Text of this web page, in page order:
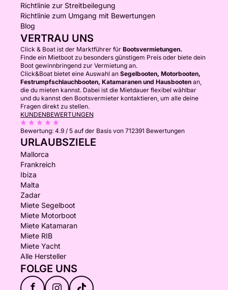
Richtlinie zur Streitbeilegung
Richtlinie zum Umgang mit Bewertungen
Blog
VERTRAU UNS
Click & Boat ist der Marktführer für Bootsvermietungen.
Finde ein Mietboot zu besonders günstigem Preis oder biete dein
Boot gewinnbringend zur Vermietung an.
Click&Boat bietet eine Auswahl an Segelbooten, Motorbooten,
Festrumpfschlauchbooten, Katamaranen und Hausbooten an,
die du mieten kannst. Dabei ist die Mietdauer flexibel wählbar
und du kannst den Bootsvermieter kontaktieren, um alle deine
Fragen direkt zu stellen.
KUNDENBEWERTUNGEN
Bewertung: 4.9 / 5 auf der Basis von 712391 Bewertungen
URLAUBSZIELE
Mallorca
Frankreich
Ibiza
Malta
Zadar
Miete Segelboot
Miete Motorboot
Miete Katamaran
Miete RIB
Miete Yacht
Alle Hersteller
FOLGE UNS